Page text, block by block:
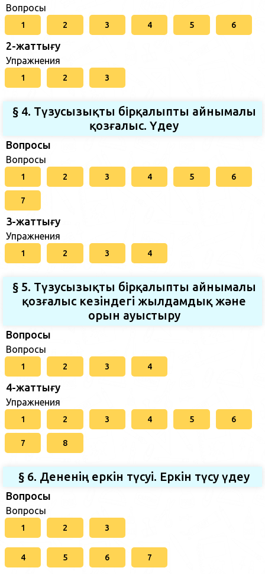
Вопросы
1 2 3 4 5 6
2-жаттығу
Упражнения
1 2 3
§ 4. Түзусызықты бірқалыпты айнымалы
қозғалыс. Үдеу
Вопросы
Вопросы
1 2 3 4 5 6
7
3-жаттығу
Упражнения
1 2 3 4
§ 5. Түзусызықты бірқалыпты айнымалы
қозғалыс кезiндегi жылдамдық және
орын ауыстыру
Вопросы
Вопросы
1 2 3 4
4-жаттығу
Упражнения
1 2 3 4 5 6
7 8
§ 6. Дененiң еркiн түсуi. Еркiн түсу үдеу
Вопросы
Вопросы
1 2 3
4 5 6 7